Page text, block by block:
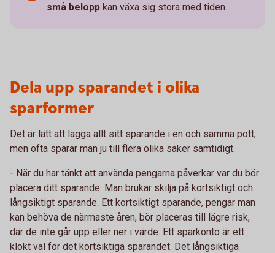
små belopp kan växa sig stora med tiden.
Dela upp sparandet i olika
sparformer
Det är lätt att lägga allt sitt sparande i en och samma pott,
men ofta sparar man ju till flera olika saker samtidigt.
- När du har tänkt att använda pengarna påverkar var du bör
placera ditt sparande. Man brukar skilja på kortsiktigt och
långsiktigt sparande. Ett kortsiktigt sparande, pengar man
kan behöva de närmaste åren, bör placeras till lägre risk,
där de inte går upp eller ner i värde. Ett sparkonto är ett
klokt val för det kortsiktiga sparandet. Det långsiktiga